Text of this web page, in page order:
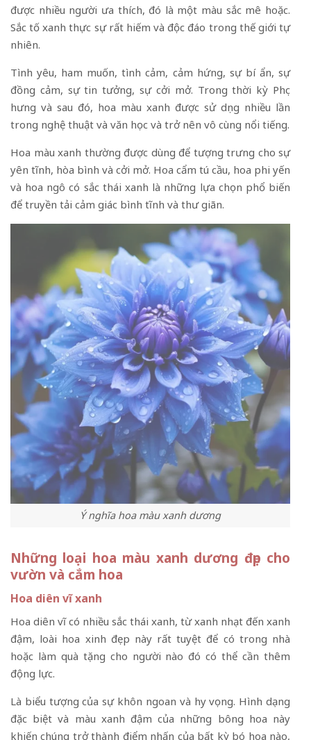
được nhiều người ưa thích, đó là một màu sắc mê hoặc.
Sắc tố xanh thực sự rất hiếm và độc đáo trong thế giới tự
nhiên.
Tình yêu, ham muốn, tình cảm, cảm hứng, sự bí ẩn, sự
đồng cảm, sự tin tưởng, sự cởi mở. Trong thời kỳ Phục
hưng và sau đó, hoa màu xanh được sử dụng nhiều lần
trong nghệ thuật và văn học và trở nên vô cùng nổi tiếng.
Hoa màu xanh thường được dùng để tượng trưng cho sự
yên tĩnh, hòa bình và cởi mở. Hoa cẩm tú cầu, hoa phi yến
và hoa ngô có sắc thái xanh là những lựa chọn phổ biến
để truyền tải cảm giác bình tĩnh và thư giãn.
Ý nghĩa hoa màu xanh dương
Những loại hoa màu xanh dương đẹp cho
vườn và cắm hoa
Hoa diên vĩ xanh
Hoa diên vĩ có nhiều sắc thái xanh, từ xanh nhạt đến xanh
đậm, loài hoa xinh đẹp này rất tuyệt để có trong nhà
hoặc làm quà tặng cho người nào đó có thể cần thêm
động lực.
Là biểu tượng của sự khôn ngoan và hy vọng. Hình dạng
đặc biệt và màu xanh đậm của những bông hoa này
khiến chúng trở thành điểm nhấn của bất kỳ bó hoa nào,